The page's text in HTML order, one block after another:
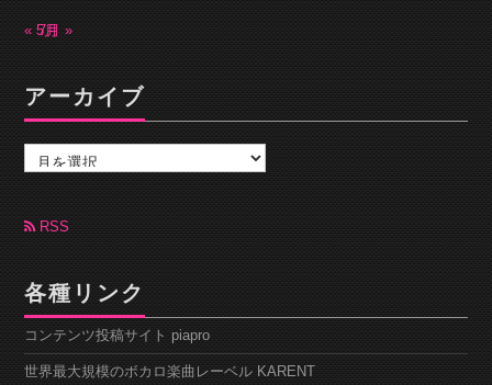
« 5月7月 »
アーカイブ
カ
ブ RSS
各種リンク
コンテンツ投稿サイト piapro
世界最大規模のボカロ楽曲レーベル KARENT